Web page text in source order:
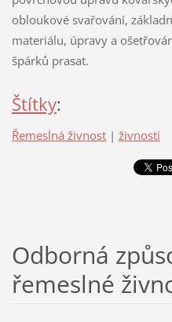
obloukové svařování,
materiálu, úpravy a
špárků prasat.
Štítky:
Řemeslná živnost | živnosti
Odborná
řemeslné